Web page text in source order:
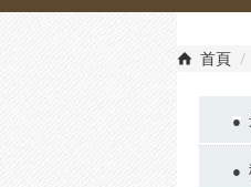
首頁